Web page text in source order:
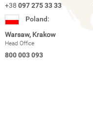
+38 097 275 33 33
Poland:
Warsaw, Krakow
Head Office
800 003 093